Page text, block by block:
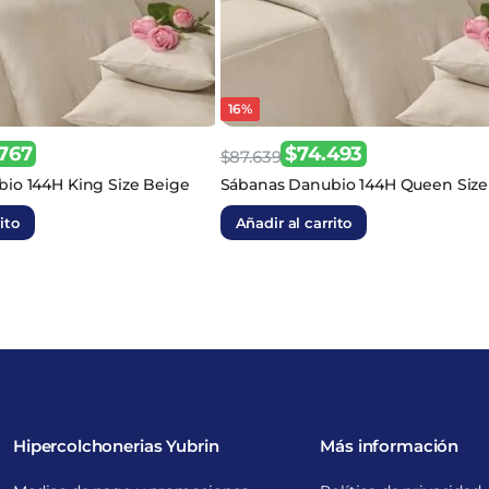
144H King Size Beige
16%
$87.639
El
precio
original
$74.493
El
precio
actual
Sábanas Danubio 144H Queen
Añadir al carrito
Hipercolchonerias Yubrin Más información